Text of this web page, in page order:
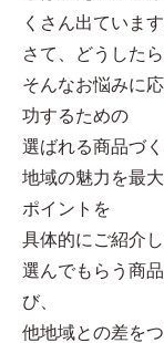
くさん出ています
さて、どうした
そんなお悩みに
功するための
選ばれる商品づ
地域の魅力を最
ポイントを
具体的にご紹介し
選んでもらう商
び、
他地域との差を